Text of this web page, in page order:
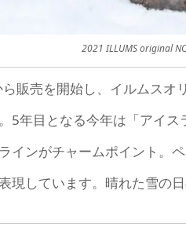
2021 ILLUMS original
販売を開始し、イルムスオ
5年目となる今年は「アイ
インがチャームポイント。
現しています。晴れた雪の